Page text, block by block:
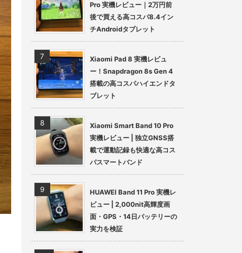
Pro 実機レビュー｜2万円前
後で買える高コスパ8.4イン
チAndroidタブレット
Xiaomi Pad 8 実機レビュ
ー！Snapdragon 8s Gen 4
搭載の高コスパハイエンドタ
ブレット
Xiaomi Smart Band 10 Pro
実機レビュー | 独立GNSS搭
載で運動記録も快適な高コス
パスマートバンド
HUAWEI Band 11 Pro 実機レ
ビュー | 2,000nit高輝度画
面・GPS・14日バッテリーの
実力を検証